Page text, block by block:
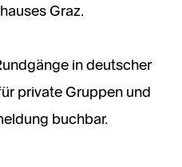
Graz.
in deutscher
private Gruppen und
buchbar.